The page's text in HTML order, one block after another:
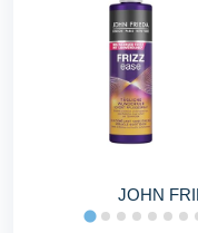
JOHN